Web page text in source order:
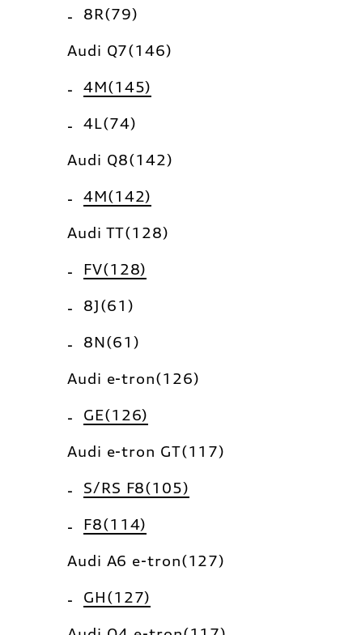
8R(79)
Audi Q7(146)
4M(145)
4L(74)
Audi Q8(142)
4M(142)
Audi TT(128)
FV(128)
8J(61)
8N(61)
Audi e-tron(126)
GE(126)
Audi e-tron GT(117)
S/RS F8(105)
F8(114)
Audi A6 e-tron(127)
GH(127)